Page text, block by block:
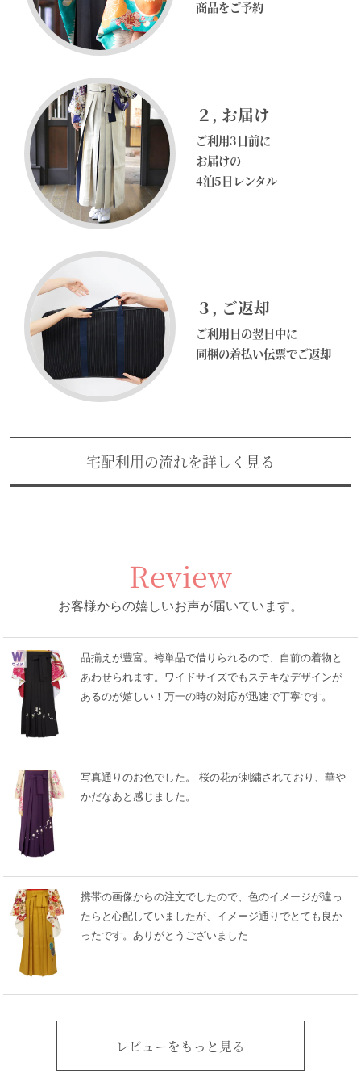
商品をご予約
２, お届け
ご利用3日前に
お届けの
4泊5日 レンタル
３, ご返却
ご利用日の翌日中に
同梱の着払い伝票でご返却
宅配利用の流れを詳しく見る
Review
お客様からの嬉しいお声が届いています。
品揃えが豊富。袴単品で借りられるので、自前の着物と
あわせられます。ワイドサイズでもステキなデザインが
あるのが嬉しい！万一の時の対応が迅速で丁寧です。
写真通りのお色でした。 桜の花が刺繍されており、華や
かだなあと感じました。
携帯の画像からの注文でしたので、色のイメージが違っ
たらと心配していましたが、イメージ通りでとても良か
ったです。ありがとうございました
レビューをもっと見る